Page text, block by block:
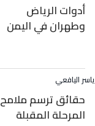
أدوات الرياض
وطهران في اليمن
ياسر اليافعي
حقائق ترسم ملامح
المرحلة المقبلة